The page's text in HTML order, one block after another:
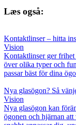
Læs også:
Kontaktlinser – hitta
Vision
Kontaktlinser ger
över olika typer och
passar bäst för dina
Nya glasögon? Så
Vision
Nya glasögon kan
ögonen och hjärnan